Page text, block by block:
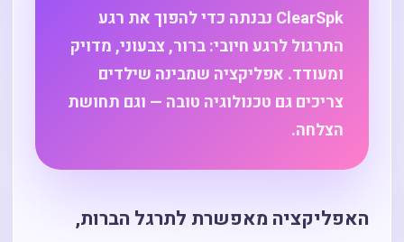
ClearSpk נבנתה כדי להפוך את רגע
התרגול לרגע חיובי: ברור, צבעוני, מדויק
ומעודד. אפליקציה שמבינה שילדים
צריכים גם טכנולוגיה טובה — וגם תחושת
הצלחה.
האפליקציה מאפשרת לתרגל הברות,